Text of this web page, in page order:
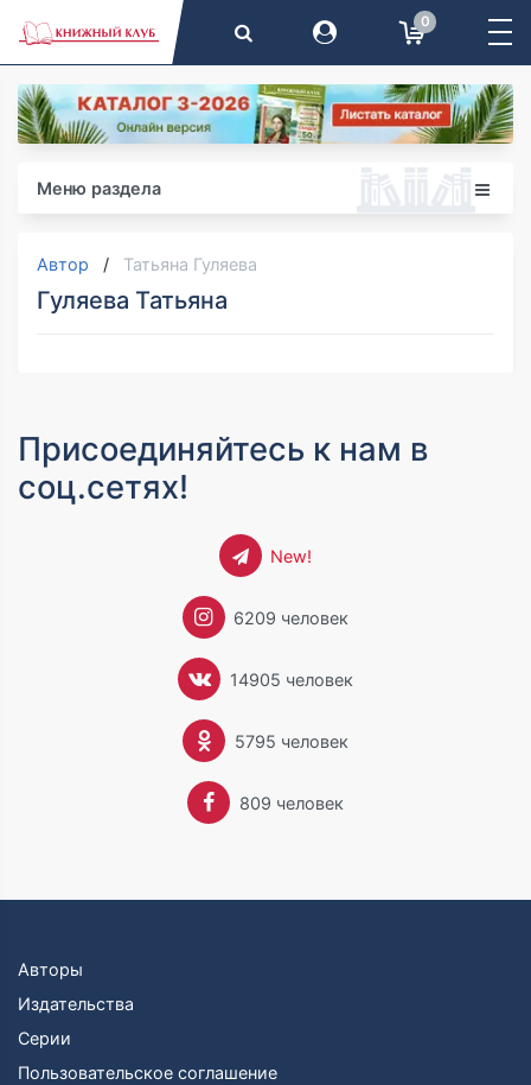
0
Меню раздела
Автор Татьяна Гуляева
Гуляева Татьяна
Присоединяйтесь к нам в
соц.сетях!
New!
6209 человек
14905 человек
5795 человек
809 человек
Авторы
Издательства
Серии
Пользовательское соглашение